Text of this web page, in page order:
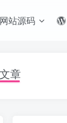
网站源码
章